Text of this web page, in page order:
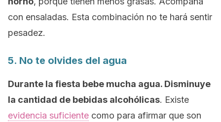
con ensaladas. Esta combinación no te hará sentir
pesadez.
5. No te olvides del agua
Durante la fiesta bebe mucha agua. Disminuye
la cantidad de bebidas alcohólicas. Existe
evidencia suficiente como para afirmar que son